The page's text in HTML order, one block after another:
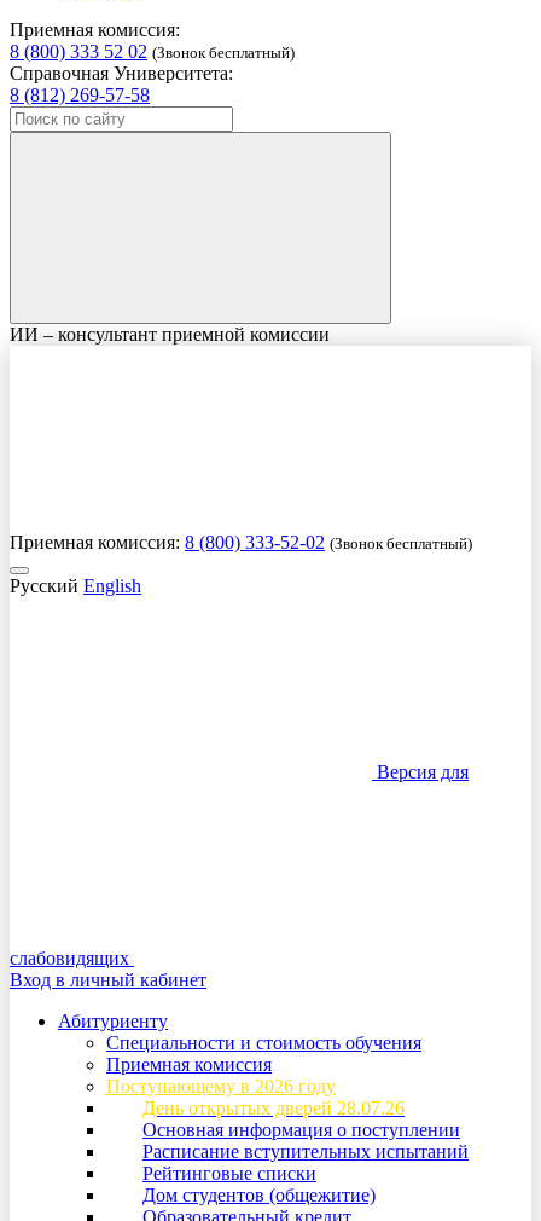
Приемная комиссия:
8 (800) 333 52 02 (Звонок бесплатный)
Справочная Университета:
8 (812) 269-57-58
ИИ – консультант приемной комиссии
Приемная комиссия: 8 (800) 333-52-02 (Звонок бесплатный)
Русский English
Версия для
слабовидящих
Вход в личный кабинет
Абитуриенту
Специальности и стоимость обучения
Приемная комиссия
Поступающему в 2026 году
День открытых дверей 28.07.26
Основная информация о поступлении
Расписание вступительных испытаний
Рейтинговые списки
Дом студентов (общежитие)
Образовательный кредит